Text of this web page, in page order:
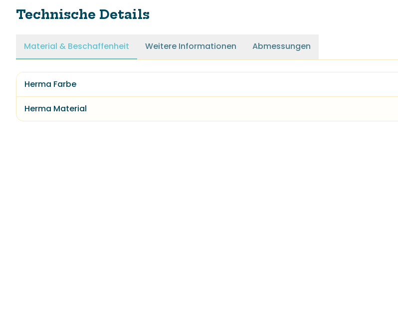
Technische Details
Material & Beschaffenheit Weitere Informationen Abmessungen
Herma Farbe
Herma Material